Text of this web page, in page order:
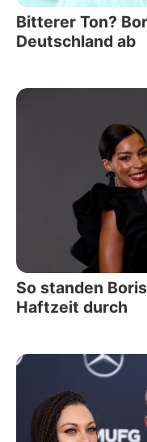
Bitterer Ton?
Deutschland ab
So standen
Haftzeit durch